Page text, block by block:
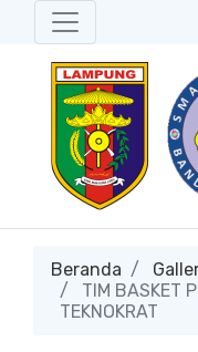
Beranda
TIM BASKET
TEKNOKRAT